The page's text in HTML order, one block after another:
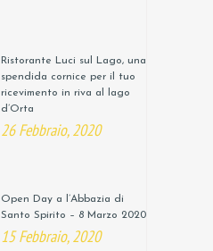
Ristorante Luci sul Lago, una
spendida cornice per il tuo
ricevimento in riva al lago
d’Orta
26 Febbraio, 2020
Open Day a l’Abbazia di
Santo Spirito – 8 Marzo 2020
15 Febbraio, 2020